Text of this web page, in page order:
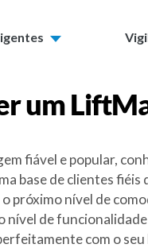
um
fiável e popular,
base de clientes
próximo nível de
de funcionalidade
com o